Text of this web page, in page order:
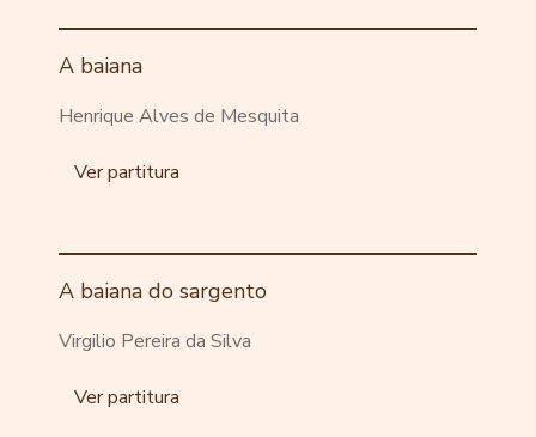
A baiana
Henrique Alves de Mesquita
Ver partitura
A baiana do sargento
Virgilio Pereira da Silva
Ver partitura